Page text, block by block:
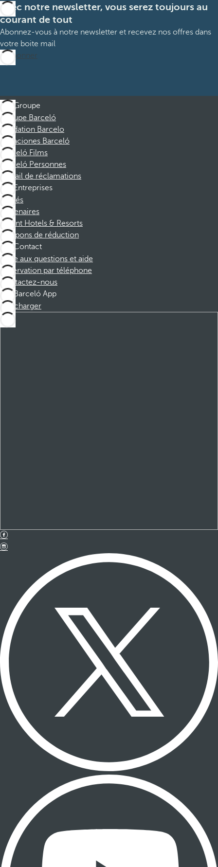
Avec notre newsletter, vous serez toujours au
courant de tout
Abonnez-vous à notre newsletter et recevez nos offres dans
votre boite mail
M’abonner
Groupe
Groupe Barceló
Fondation Barcelo
Vacaciones Barceló
Barceló Films
Barceló Personnes
Portail de réclamations
Entreprises
Affiliés
Partenaires
Dorint Hotels & Resorts
Coupons de réduction
Contact
Foire aux questions et aide
Réservation par téléphone
Contactez-nous
Barceló App
Télécharger